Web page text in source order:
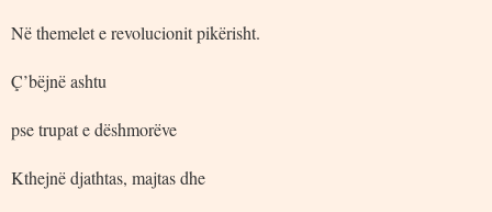
Në themelet e revolucionit pikërisht.
Ç’bëjnë ashtu
pse trupat e dëshmorëve
Kthejnë djathtas, majtas dhe